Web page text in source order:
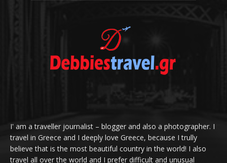
I' am a traveller journalist – blogger and also a photographer. I
travel in Greece and I deeply love Greece, because I trully
believe that is the most beautiful country in the world! I also
travel all over the world and I prefer difficult and unusual